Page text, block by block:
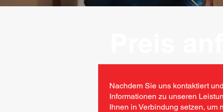
Nachdem Sie uns kontaktiert
Informationen zu unseren
Ihnen in Verbindung setzen, um